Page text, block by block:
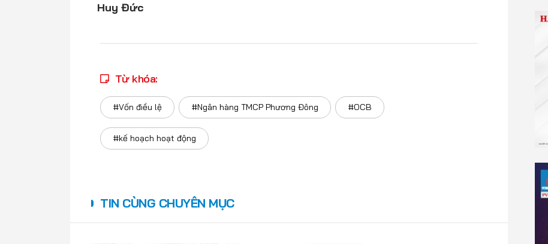
Huy Đức
Từ khóa:
#Vốn điều lệ #Ngân hàng TMCP Phương Đông #OCB
#kế hoạch hoạt động
TIN CÙNG CHUYÊN MỤC